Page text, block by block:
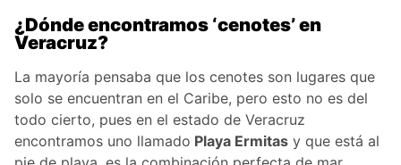
¿Dónde encontramos ‘cenotes’ en
Veracruz?
La mayoría pensaba que los cenotes son lugares que
solo se encuentran en el Caribe, pero esto no es del
todo cierto, pues en el estado de Veracruz
encontramos uno llamado Playa Ermitas y que está al